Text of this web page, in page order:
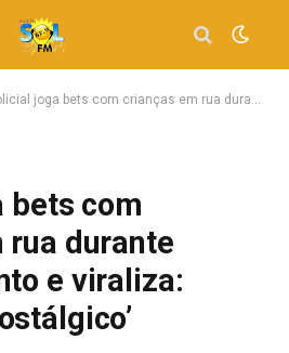
joga bets com crianças em rua durante patrulhamento e viraliza: ‘Momento nostálgico’
bets com
rua durante
e viraliza: